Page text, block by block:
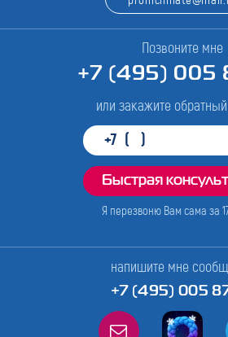
Позвоните мне
+7 (495) 005
или закажите
Я перезвоню Вам сама за
напишите мне
+7 (495) 005